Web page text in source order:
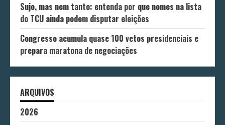
Sujo, mas nem tanto: entenda por que nomes na lista
do TCU ainda podem disputar eleições
Congresso acumula quase 100 vetos presidenciais e
prepara maratona de negociações
ARQUIVOS
2026